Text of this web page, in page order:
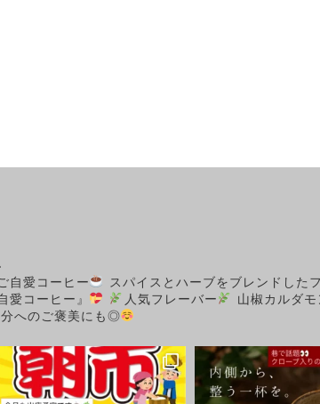
自愛コーヒー スパイスとハーブをブレンドした
愛コーヒー』
人気フレーバー
山椒カルダ
へのご褒美にも◎